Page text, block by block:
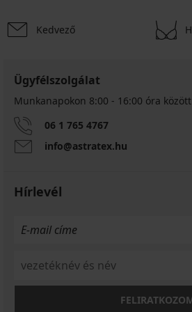
Kedvező
Ügyfélszolgálat
Munkanapokon 8:00 - 16:00 óra között
06 1 765 4767
info@astratex.hu
Hírlevél